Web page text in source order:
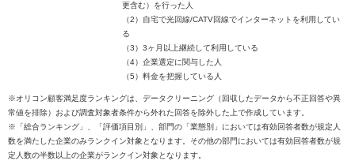
更含む）を行った人
（2）自宅で光回線/CATV回線でインターネットを利用してい
る
（3）3ヶ月以上継続して利用している
（4）企業選定に関与した人
（5）料金を把握している人
※オリコン顧客満足度ランキングは、データクリーニング（回収したデータから不正回答や異
常値を排除）および調査対象者条件から外れた回答を除外した上で作成しています。
※「総合ランキング」、「評価項目別」、部門の「業態別」においては有効回答者数が規定人
数を満たした企業のみランクイン対象となります。その他の部門においては有効回答者数が規
定人数の半数以上の企業がランクイン対象となります。